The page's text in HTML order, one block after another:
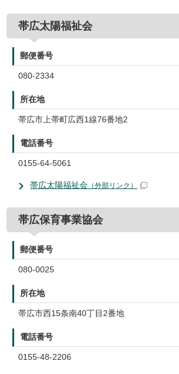
帯広太陽福祉会
郵便番号
080-2334
所在地
帯広市上帯町広西1線76番地2
電話番号
0155-64-5061
帯広太陽福祉会 （外部リンク）
帯広保育事業協会
郵便番号
080-0025
所在地
帯広市西15条南40丁目2番地
電話番号
0155-48-2206